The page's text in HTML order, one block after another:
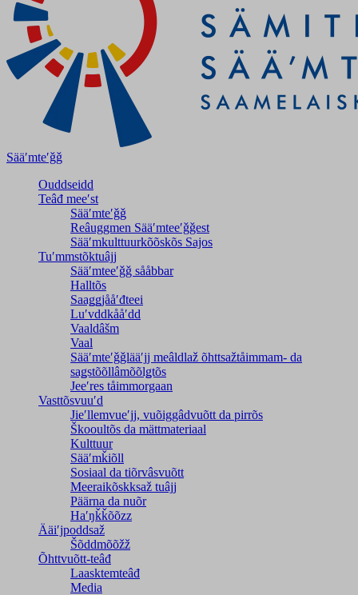
Sääʹmteʹǧǧ
Ouddseidd
Teâđ meeʹst
Sääʹmteʹǧǧ
Reâuggmen Sääʹmteeʹǧǧest
Sääʹmkulttuurkõõskõs Sajos
Tuʹmmstõktuâjj
Sääʹmteeʹǧǧ sååbbar
Halltõs
Saaǥǥjååʹđteei
Luʹvddkååʹdd
Vaaldâšm
Vaal
Sääʹmteʹǧǧlääʹjj meâldlaž õhttsažtåimmam- da
saǥstõõllâmõõlǥtõs
Jeeʹres tåimmorgaan
Vasttõsvuuʹd
Jieʹllemvueʹjj, vuõiggâdvuõtt da pirrõs
Škooultõs da mättmateriaal
Kulttuur
Sääʹmǩiõll
Sosiaal da tiõrvâsvuõtt
Meeraikõskksaž tuâjj
Päärna da nuõr
Haʹŋǩǩõõzz
Ääiʹjpoddsaž
Šõddmõõžž
Õhttvuõtt-teâđ
Laasktemteâđ
Media